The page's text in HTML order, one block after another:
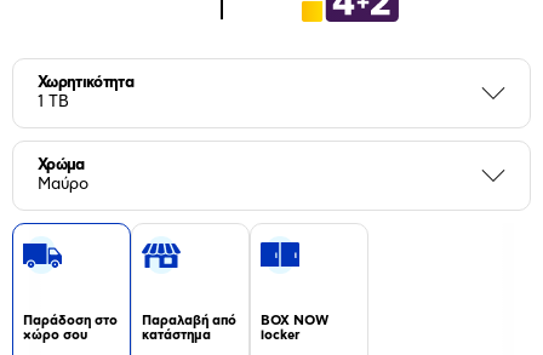
Χωρητικότητα
1 TB
Χρώμα
Μαύρο
Παράδοση στο
χώρο σου
Παραλαβή από
κατάστημα
BOX NOW
locker